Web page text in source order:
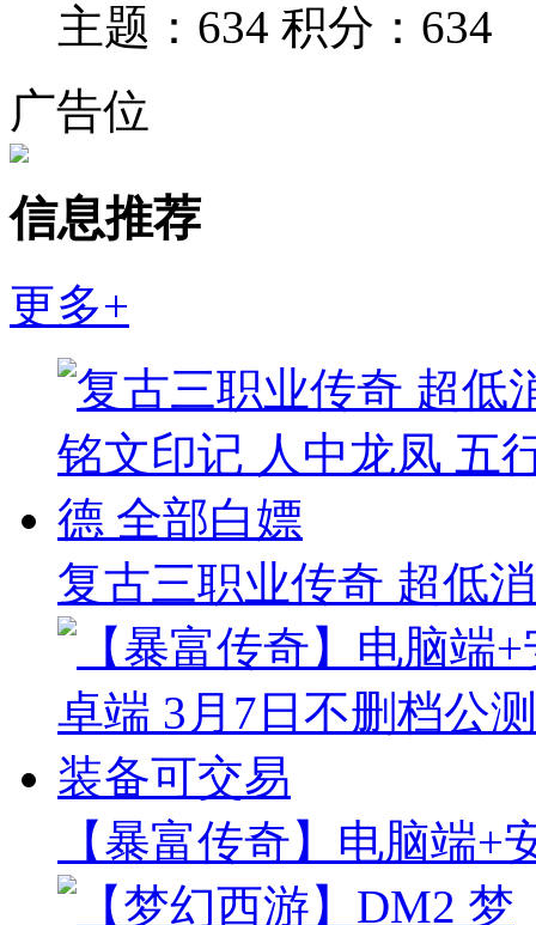
主题：634 积分：634
广告位
信息推荐
更多+
复古三职业传奇 超低
【暴富传奇】电脑端+